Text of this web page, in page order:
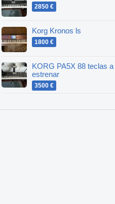
2850 €
Korg Kronos ls
1800 €
KORG PA5X 88 teclas a
estrenar
3500 €